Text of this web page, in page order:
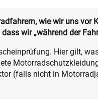
wie wir uns
wir „während der
Hier gilt,
(falls nicht in